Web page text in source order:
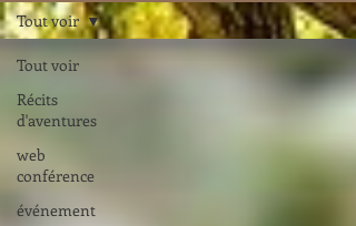
Tout voir
Récits
d'aventures
web
conférence
événement
Tout voir